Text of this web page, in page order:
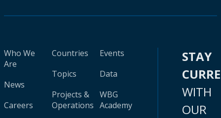
Who We
Are
News
Careers
Countries
Topics
Projects &
Operations
Events
Data
WBG
Academy
STAY
WITH
OUR